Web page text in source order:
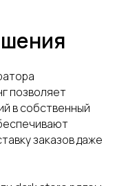
позволяет
в собственный
заказов даже